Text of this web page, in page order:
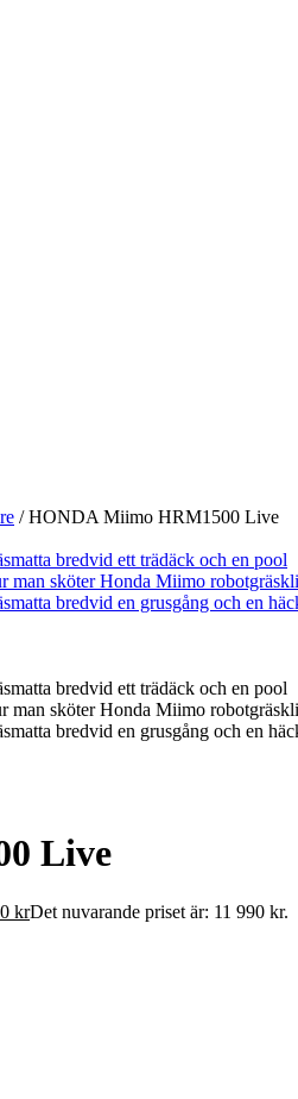
/ HONDA Miimo HRM1500 Live
Live
krDet nuvarande priset är: 11 990 kr.